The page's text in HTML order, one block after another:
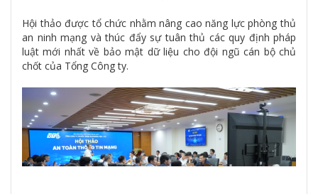
Hội thảo được tổ chức nhằm nâng cao năng lực phòng thủ
an ninh mạng và thúc đẩy sự tuân thủ các quy định pháp
luật mới nhất về bảo mật dữ liệu cho đội ngũ cán bộ chủ
chốt của Tổng Công ty.